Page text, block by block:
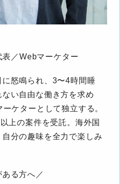
／Webマーケター
怒鳴られ、3〜4時間睡
い自由な働き方を求め
ケターとして独立する。
上の案件を受託。海外国
分の趣味を全力で楽しみ
る方へ／